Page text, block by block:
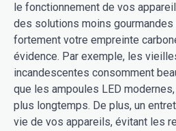
le fonctionnement de vos
des solutions moins gourmandes
fortement votre empreinte
évidence. Par exemple, les
incandescentes consomment
que les ampoules LED
plus longtemps. De plus, un
vie de vos appareils, évitant les